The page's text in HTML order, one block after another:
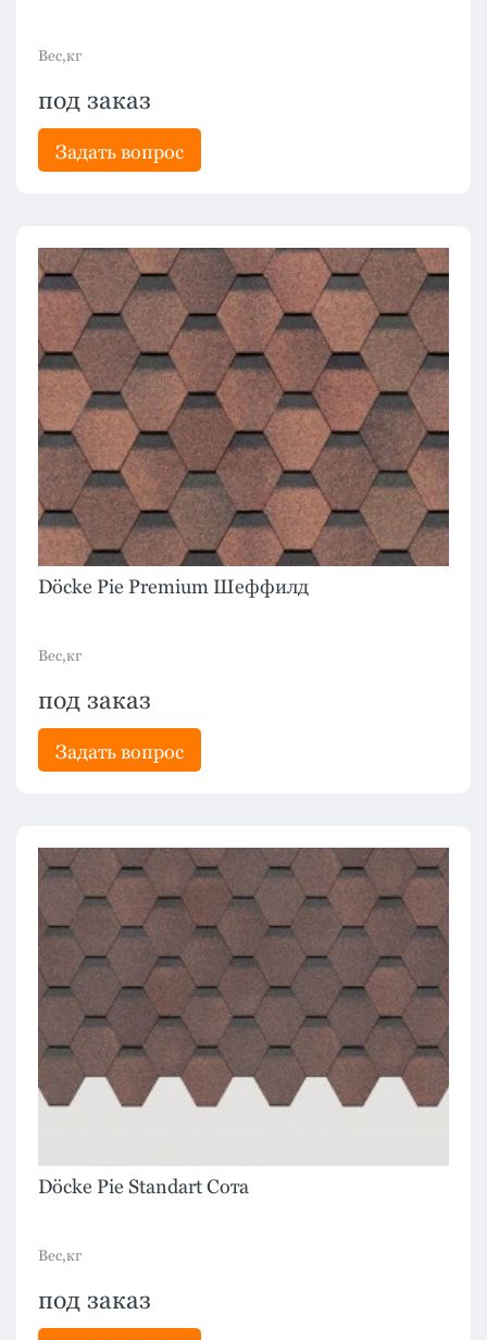
Вес,кг
под заказ
Задать вопрос
Döcke Pie Premium Шеффилд
Вес,кг
под заказ
Задать вопрос
Döcke Pie Standart Сота
Вес,кг
под заказ